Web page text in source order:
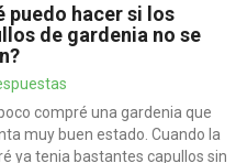
puedo hacer si los
de gardenia no se
compré una gardenia que
muy buen estado. Cuando la
ya tenia bastantes capullos sin